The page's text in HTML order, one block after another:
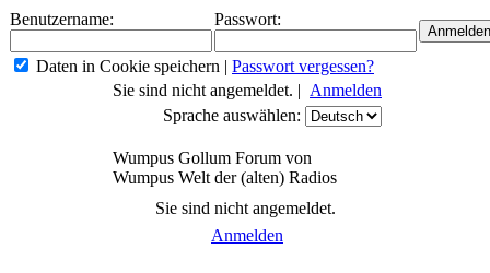
Benutzername: Passwort:
Daten in Cookie speichern | Passwort vergessen?
Sie sind nicht angemeldet. | Anmelden
Sprache auswählen:
Wumpus Gollum Forum von
Wumpus Welt der (alten) Radios
Sie sind nicht angemeldet.
Anmelden